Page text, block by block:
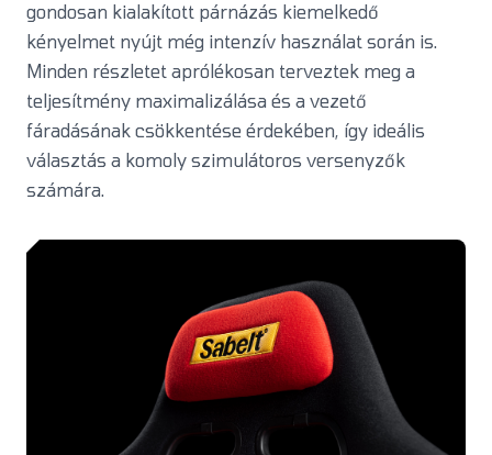
gondosan kialakított párnázás kiemelkedő
kényelmet nyújt még intenzív használat során is.
Minden részletet aprólékosan terveztek meg a
teljesítmény maximalizálása és a vezető
fáradásának csökkentése érdekében, így ideális
választás a komoly szimulátoros versenyzők
számára.